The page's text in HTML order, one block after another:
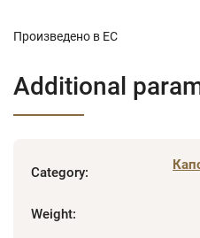
Произведено в ЕС
Additional
Category:
Weight: